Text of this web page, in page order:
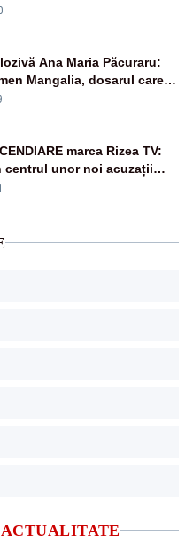
ACTUALITATE
Ana Maria Păcuraru:
Mangalia, dosarul care
României
marca Rizea TV:
centrul unor noi acuzații